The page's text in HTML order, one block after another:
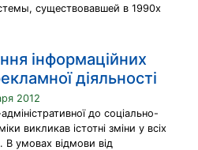
существовавшей в 1990х
інформаційних
діяльності
2012
до соціально-
викликав істотні зміни у всіх
умовах відмови від